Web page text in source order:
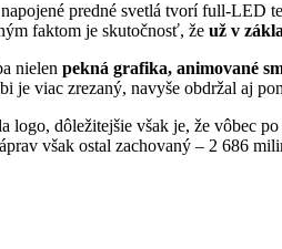
napojené predné svetlá tvorí full-LED
faktom je skutočnosť, že už v
nielen pekná grafika, animované
je viac zrezaný, navyše obdržal aj
logo, dôležitejšie však je, že vôbec po
však ostal zachovaný – 2 686